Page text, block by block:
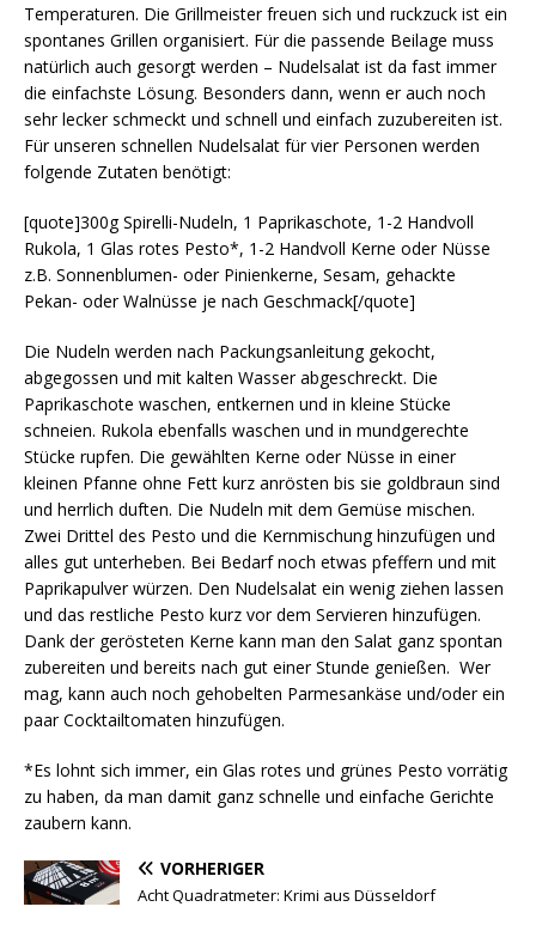
Temperaturen. Die Grillmeister freuen sich und ruckzuck ist ein
spontanes Grillen organisiert. Für die passende Beilage muss
natürlich auch gesorgt werden – Nudelsalat ist da fast immer
die einfachste Lösung. Besonders dann, wenn er auch noch
sehr lecker schmeckt und schnell und einfach zuzubereiten ist.
Für unseren schnellen Nudelsalat für vier Personen werden
folgende Zutaten benötigt:
[quote]300g Spirelli-Nudeln, 1 Paprikaschote, 1-2 Handvoll
Rukola, 1 Glas rotes Pesto*, 1-2 Handvoll Kerne oder Nüsse
z.B. Sonnenblumen- oder Pinienkerne, Sesam, gehackte
Pekan- oder Walnüsse je nach Geschmack[/quote]
Die Nudeln werden nach Packungsanleitung gekocht,
abgegossen und mit kalten Wasser abgeschreckt. Die
Paprikaschote waschen, entkernen und in kleine Stücke
schneien. Rukola ebenfalls waschen und in mundgerechte
Stücke rupfen. Die gewählten Kerne oder Nüsse in einer
kleinen Pfanne ohne Fett kurz anrösten bis sie goldbraun sind
und herrlich duften. Die Nudeln mit dem Gemüse mischen.
Zwei Drittel des Pesto und die Kernmischung hinzufügen und
alles gut unterheben. Bei Bedarf noch etwas pfeffern und mit
Paprikapulver würzen. Den Nudelsalat ein wenig ziehen lassen
und das restliche Pesto kurz vor dem Servieren hinzufügen.
Dank der gerösteten Kerne kann man den Salat ganz spontan
zubereiten und bereits nach gut einer Stunde genießen. Wer
mag, kann auch noch gehobelten Parmesankäse und/oder ein
paar Cocktailtomaten hinzufügen.
*Es lohnt sich immer, ein Glas rotes und grünes Pesto vorrätig
zu haben, da man damit ganz schnelle und einfache Gerichte
zaubern kann.
VORHERIGER
Acht Quadratmeter: Krimi aus Düsseldorf